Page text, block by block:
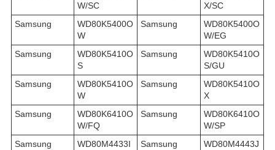
W/SC
X/SC
Samsung
WD80K5400O
W
Samsung
WD80K5400O
W/EG
Samsung
WD80K5410O
S
Samsung
WD80K5410O
S/GU
Samsung
WD80K5410O
W
Samsung
WD80K5410O
X
Samsung
WD80K6410O
W/FQ
Samsung
WD80K6410O
W/SP
Samsung
WD80M4433I
Samsung
WD80M4443J